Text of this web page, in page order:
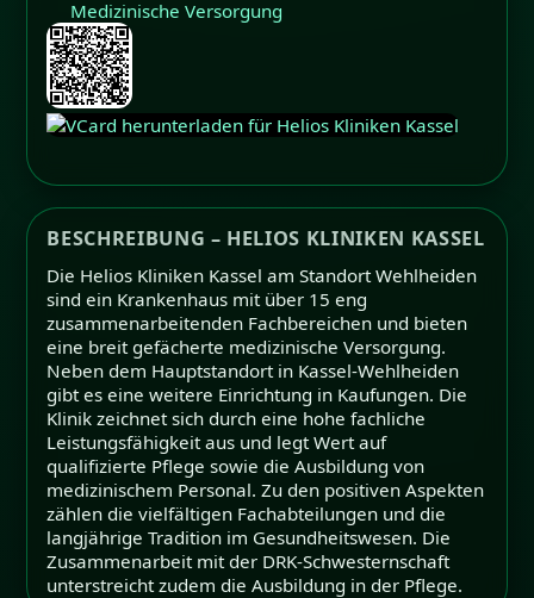
Medizinische Versorgung
BESCHREIBUNG – HELIOS KLINIKEN KASSEL
Die Helios Kliniken Kassel am Standort Wehlheiden
sind ein Krankenhaus mit über 15 eng
zusammenarbeitenden Fachbereichen und bieten
eine breit gefächerte medizinische Versorgung.
Neben dem Hauptstandort in Kassel-Wehlheiden
gibt es eine weitere Einrichtung in Kaufungen. Die
Klinik zeichnet sich durch eine hohe fachliche
Leistungsfähigkeit aus und legt Wert auf
qualifizierte Pflege sowie die Ausbildung von
medizinischem Personal. Zu den positiven Aspekten
zählen die vielfältigen Fachabteilungen und die
langjährige Tradition im Gesundheitswesen. Die
Zusammenarbeit mit der DRK-Schwesternschaft
unterstreicht zudem die Ausbildung in der Pflege.